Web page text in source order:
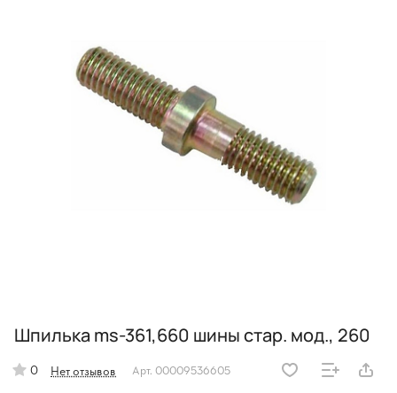
Шпилька ms-361,660 шины стар. мод., 260
0 Нет отзывов Арт. 00009536605